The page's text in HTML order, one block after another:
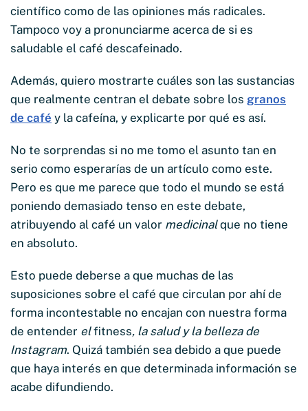
científico como de las opiniones más radicales.
Tampoco voy a pronunciarme acerca de si es
saludable el café descafeinado.
Además, quiero mostrarte cuáles son las sustancias
que realmente centran el debate sobre los granos
de café y la cafeína, y explicarte por qué es así.
No te sorprendas si no me tomo el asunto tan en
serio como esperarías de un artículo como este.
Pero es que me parece que todo el mundo se está
poniendo demasiado tenso en este debate,
atribuyendo al café un valor medicinalque no tiene
en absoluto.
Esto puede deberse a que muchas de las
suposiciones sobre el café que circulan por ahí de
forma incontestable no encajan con nuestra forma
de entender elfitness, la salud y la belleza de
Instagram. Quizá también sea debido a que puede
que haya interés en que determinada información se
acabe difundiendo.